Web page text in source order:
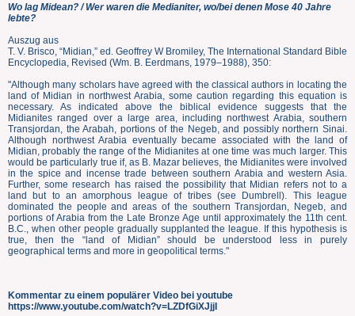
Wo lag Midean? / Wer waren die Medianiter, wo/bei denen Mose 40 Jahre
lebte?
Auszug aus
T. V. Brisco, “Midian,” ed. Geoffrey W Bromiley, The International Standard Bible
Encyclopedia, Revised (Wm. B. Eerdmans, 1979–1988), 350:
"Although many scholars have agreed with the classical authors in locating the
land of Midian in northwest Arabia, some caution regarding this equation is
necessary. As indicated above the biblical evidence suggests that the
Midianites ranged over a large area, including northwest Arabia, southern
Transjordan, the Arabah, portions of the Negeb, and possibly northern Sinai.
Although northwest Arabia eventually became associated with the land of
Midian, probably the range of the Midianites at one time was much larger. This
would be particularly true if, as B. Mazar believes, the Midianites were involved
in the spice and incense trade between southern Arabia and western Asia.
Further, some research has raised the possibility that Midian refers not to a
land but to an amorphous league of tribes (see Dumbrell). This league
dominated the people and areas of the southern Transjordan, Negeb, and
portions of Arabia from the Late Bronze Age until approximately the 11th cent.
B.C., when other people gradually supplanted the league. If this hypothesis is
true, then the “land of Midian” should be understood less in purely
geographical terms and more in geopolitical terms."
Kommentar zu einem populärer Video bei youtube
https://www.youtube.com/watch?v=LZDfGiXJjjI